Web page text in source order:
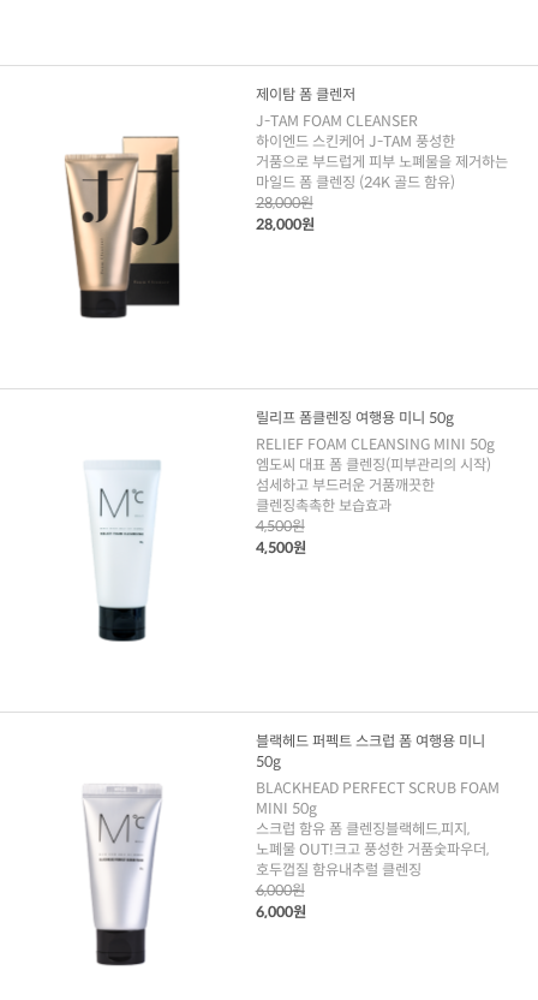
제이탐 폼 클렌저
J-TAM FOAM CLEANSER
하이엔드 스킨케어 J-TAM 풍성한
거품으로 부드럽게 피부 노폐물을 제거하는
마일드 폼 클렌징 (24K 골드 함유)
28,000원
28,000원
릴리프 폼클렌징 여행용 미니 50g
RELIEF FOAM CLEANSING MINI 50g
엠도씨 대표 폼 클렌징(피부관리의 시작)
섬세하고 부드러운 거품깨끗한
클렌징촉촉한 보습효과
4,500원
4,500원
블랙헤드 퍼펙트 스크럽 폼 여행용 미니
50g
BLACKHEAD PERFECT SCRUB FOAM
MINI 50g
스크럽 함유 폼 클렌징블랙헤드,피지,
노폐물 OUT!크고 풍성한 거품숯파우더,
호두껍질 함유내추럴 클렌징
6,000원
6,000원